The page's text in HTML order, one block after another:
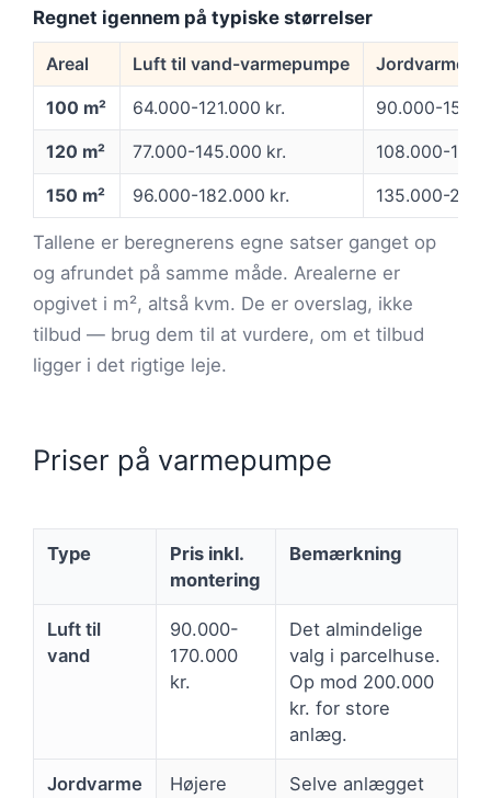
Regnet igennem på typiske størrelser
Areal Luft til vand-varmepumpe Jordvarme
100 m² 64.000-121.000 kr. 90.000-
120 m² 77.000-145.000 kr. 108.000-
150 m² 96.000-182.000 kr. 135.000-
Tallene er beregnerens egne satser ganget op
og afrundet på samme måde. Arealerne er
opgivet i m², altså kvm. De er overslag, ikke
tilbud — brug dem til at vurdere, om et tilbud
ligger i det rigtige leje.
Priser på varmepumpe
Type
Pris inkl.
montering
Bemærkning
Luft til
vand
90.000-
170.000
kr.
Det almindelige
valg i parcelhuse.
Op mod 200.000
kr. for store
anlæg.
Jordvarme
Højere
Selve anlægget